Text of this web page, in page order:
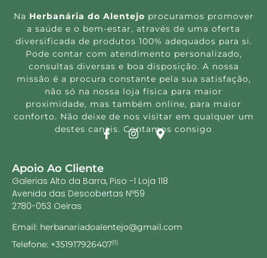
Na Herbanária do Alentejo procuramos promover
a saúde e o bem-estar, através de uma oferta
diversificada de produtos 100% adequados para si.
Pode contar com atendimento personalizado,
consultas diversas e boa disposição. A nossa
missão é a procura constante pela sua satisfação,
não só na nossa loja física para maior
proximidade, mas também online, para maior
conforto. Não deixe de nos visitar em qualquer um
destes canais. Contamos consigo
Apoio Ao Cliente
Galerias Alto da Barra, Piso -1 Loja 118
Avenida das Descobertas Nº59
2780-053 Oeiras
Email: herbanariadoalentejo@gmail.com
Telefone: +351917926407(1)